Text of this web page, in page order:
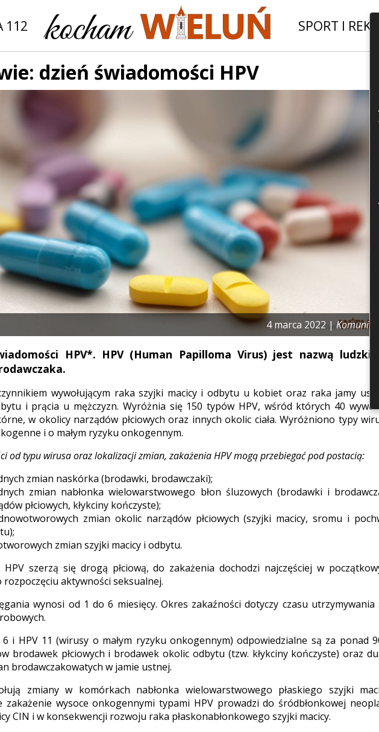
112 SPORT I
dzień świadomości HPV
4 marca 2022 |
HPV*. HPV (Human Papilloma Virus) jest nazwą
wywołującym raka szyjki macicy i odbytu u kobiet oraz raka jamy
i prącia u mężczyzn. Wyróżnia się 150 typów HPV, wśród których 40
w okolicy narządów płciowych oraz innych okolic ciała. Wyróżniono typy
i o małym ryzyku onkogennym.
od typu wirusa oraz lokalizacji zmian, zakażenia HPV mogą przebiegać pod postacią:
zmian naskórka (brodawki, brodawczaki);
zmian nabłonka wielowarstwowego błon śluzowych (brodawki i
płciowych, kłykciny kończyste);
zmian okolic narządów płciowych (szyjki macicy, sromu i
zmian szyjki macicy i odbytu.
HPV szerzą się drogą płciową, do zakażenia dochodzi najczęściej w
aktywności seksualnej.
wynosi od 1 do 6 miesięcy. Okres zakaźności dotyczy czasu utrzymywania
6 i HPV 11 (wirusy o małym ryzyku onkogennym) odpowiedzialne są za ponad
brodawek płciowych i brodawek okolic odbytu (tzw. kłykciny kończyste) oraz
brodawczakowatych w jamie ustnej.
zmiany w komórkach nabłonka wielowarstwowego płaskiego szyjki
zakażenie wysoce onkogennymi typami HPV prowadzi do śródbłonkowej
CIN i w konsekwencji rozwoju raka płaskonabłonkowego szyjki macicy.